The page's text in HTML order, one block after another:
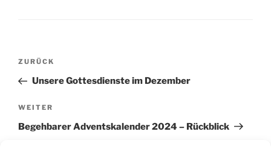
Beitragsnavigation
Vorheriger
Beitrag
ZURÜCK
Unsere Gottesdienste im Dezember
Nächster
Beitrag
WEITER
Begehbarer Adventskalender 2024 – Rückblick